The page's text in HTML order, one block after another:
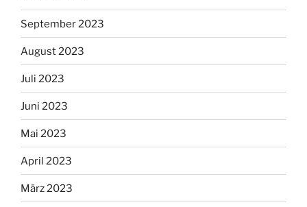
September 2023
August 2023
Juli 2023
Juni 2023
Mai 2023
April 2023
März 2023